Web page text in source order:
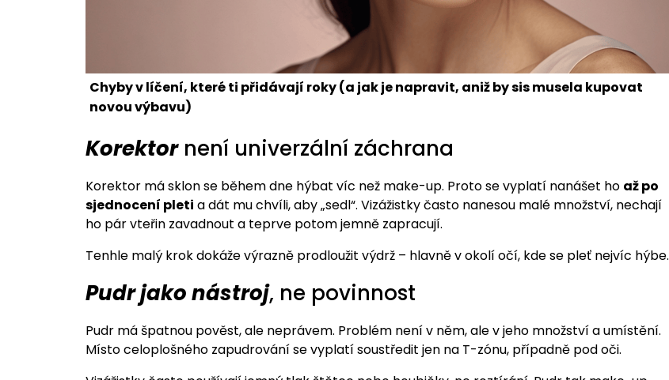
Chyby v líčení, které ti přidávají roky (a jak je napravit, aniž by sis musela kupovat
novou výbavu)
Korektornení univerzální záchrana
Korektor má sklon se během dne hýbat víc než make-up. Proto se vyplatí nanášet ho až po
sjednocení pleti a dát mu chvíli, aby „sedl“. Vizážistky často nanesou malé množství, nechají
ho pár vteřin zavadnout a teprve potom jemně zapracují.
Tenhle malý krok dokáže výrazně prodloužit výdrž – hlavně v okolí očí, kde se pleť nejvíc hýbe.
Pudr jako nástroj, ne povinnost
Pudr má špatnou pověst, ale neprávem. Problém není v něm, ale v jeho množství a umístění.
Místo celoplošného zapudrování se vyplatí soustředit jen na T-zónu, případně pod oči.